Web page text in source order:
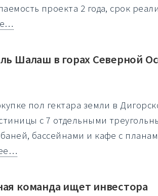
проекта 2 года, срок
Шалаш в горах Северной
пол гектара земли в
с 7 отдельными
бассейнами и кафе с
команда ищет инвестора